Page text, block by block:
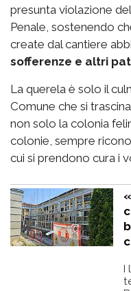
presunta violazione
Penale, sostenendo
create dal cantiere
sofferenze e altri
La querela è solo il
Comune che si
non solo la colonia
colonie, sempre
cui si prendono cura i
I